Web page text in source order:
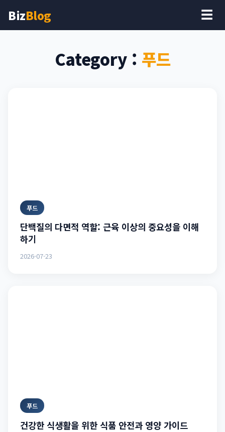
BizBlog ☰
Category : 푸드
푸드
단백질의 다면적 역할: 근육 이상의 중요성을 이해
하기
2026-07-23
푸드
건강한 식생활을 위한 식품 안전과 영양 가이드